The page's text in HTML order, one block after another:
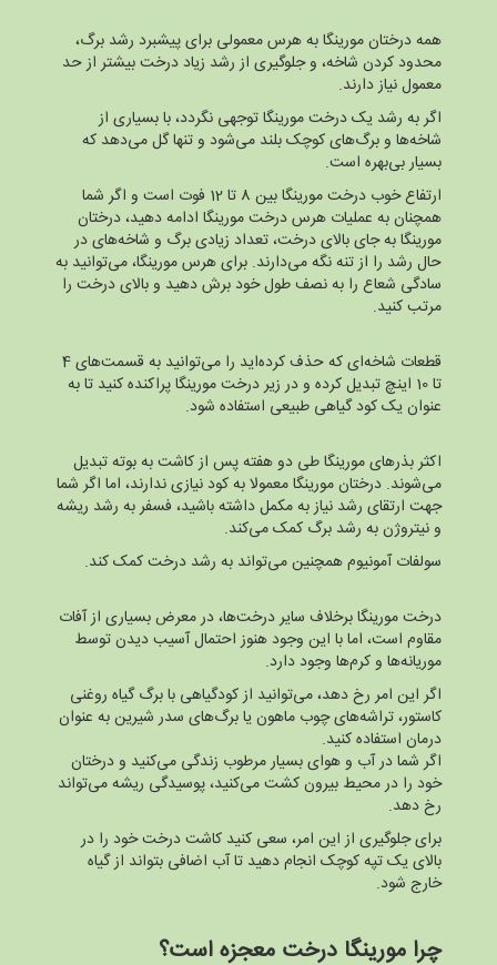
همه درختان مورینگا به هرس معمولی برای پیشبرد رشد برگ،
محدود کردن شاخه، و جلوگیری از رشد زیاد درخت بیشتر از حد
معمول نیاز دارند.
اگر به رشد یک درخت مورینگا توجهی نگردد، با بسیاری از
شاخه‌ها و برگ‌های کوچک بلند می‌شود و تنها گل می‌دهد که
بسیار بی‌بهره است.
ارتفاع خوب درخت مورینگا بین 8 تا 12 فوت است و اگر شما
همچنان به عملیات هرس درخت مورینگا ادامه دهید، درختان
مورینگا به جای بالای درخت، تعداد زیادی برگ و شاخه‌های در
حال رشد را از تنه نگه می‌دارند. برای هرس مورینگا، می‌توانید به
سادگی شعاع را به نصف طول خود برش دهید و بالای درخت را
مرتب کنید.
قطعات شاخه‌ای که حذف کرده‌اید را می‌توانید به قسمت‌های 4
تا 10 اینچ تبدیل کرده و در زیر درخت مورینگا پراکنده کنید تا به
عنوان یک کود گیاهی طبیعی استفاده شود.
اکثر بذرهای مورینگا طی دو هفته پس از کاشت به بوته تبدیل
می‌شوند. درختان مورینگا معمولا به کود نیازی ندارند، اما اگر شما
جهت ارتقای رشد نیاز به مکمل داشته باشید، فسفر به رشد ریشه
و نیتروژن به رشد برگ کمک می‌کند.
سولفات آمونیوم همچنین می‌تواند به رشد درخت کمک کند.
درخت مورینگا برخلاف سایر درخت‌ها، در معرض بسیاری از آفات
مقاوم است، اما با این وجود هنوز احتمال آسیب دیدن توسط
موریانه‌ها و کرم‌ها وجود دارد.
اگر این امر رخ دهد، می‌توانید از کودگیاهی با برگ گیاه روغنی
کاستور، تراشه‌های چوب ماهون یا برگ‌های سدر شیرین به عنوان
درمان استفاده کنید.
اگر شما در آب و هوای بسیار مرطوب زندگی می‌کنید و درختان
خود را در محیط بیرون کشت می‌کنید، پوسیدگی ریشه می‌تواند
رخ دهد.
برای جلوگیری از این امر، سعی کنید کاشت درخت خود را در
بالای یک تپه کوچک انجام دهید تا آب اضافی بتواند از گیاه
خارج شود.
چرا مورینگا درخت معجزه است؟